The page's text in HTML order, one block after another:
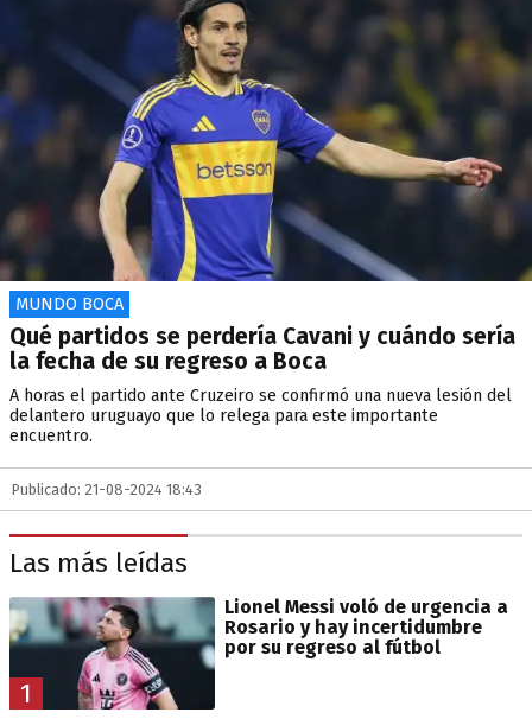
MUNDO BOCA
Qué partidos se perdería Cavani y cuándo sería
la fecha de su regreso a Boca
A horas el partido ante Cruzeiro se confirmó una nueva lesión del
delantero uruguayo que lo relega para este importante
encuentro.
Publicado: 21-08-2024 18:43
Las más leídas
1
Lionel Messi voló de urgencia a
Rosario y hay incertidumbre
por su regreso al fútbol